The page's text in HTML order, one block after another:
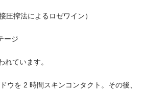
圧搾法によるロゼワイン）
ージ
れています。
ウを 2 時間スキンコンタクト。その後、